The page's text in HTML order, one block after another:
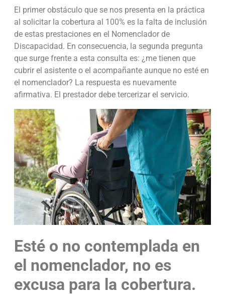
El primer obstáculo que se nos presenta en la práctica
al solicitar la cobertura al 100% es la falta de inclusión
de estas prestaciones en el Nomenclador de
Discapacidad. En consecuencia, la segunda pregunta
que surge frente a esta consulta es: ¿me tienen que
cubrir el asistente o el acompañante aunque no esté en
el nomenclador? La respuesta es nuevamente
afirmativa. El prestador debe tercerizar el servicio.
Esté o no contemplada en
el nomenclador, no es
excusa para la cobertura.